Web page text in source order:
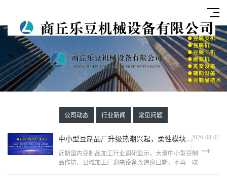
公司动态 行业新闻 常见问题
中小型豆制品厂升级热潮兴起，柔性模块化产线成采购新方向2026-08-07
近期国内豆制品加工行业调研显示，大量中小型豆制
品作坊、县域加工厂迎来设备改造窗口期，不再一味